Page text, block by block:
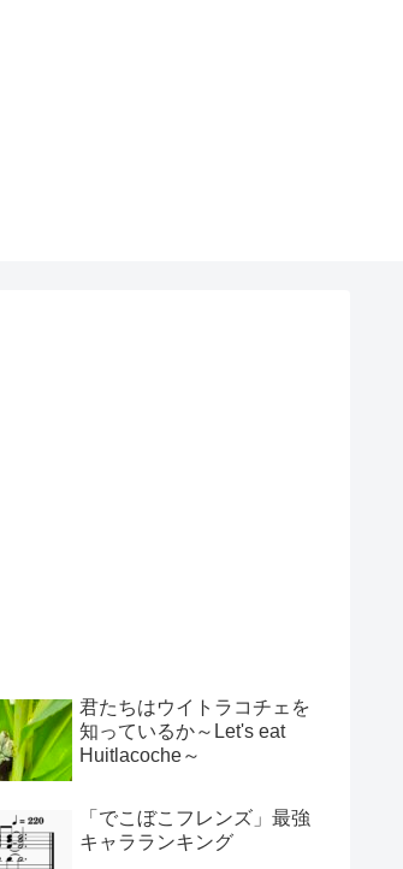
君たちはウイトラコチェを
知っているか～Let's eat
Huitlacoche～
「でこぼこフレンズ」最強
キャラランキング